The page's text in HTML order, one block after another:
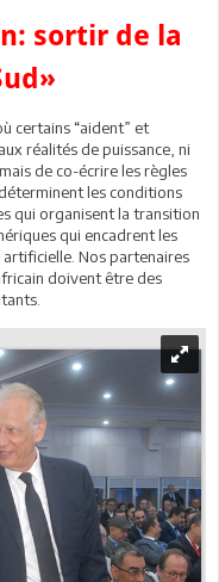
sortir de la
certains “aident” et
réalités de puissance, ni
de co-écrire les règles
les conditions
qui organisent la transition
qui encadrent les
Nos partenaires
doivent être des